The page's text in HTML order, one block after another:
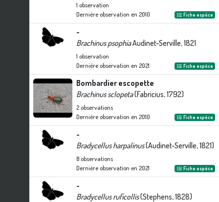
1 observation
Dernière observation en 2010 Fiche espèce
-
Brachinus psophiaAudinet-Serville, 1821
1 observation
Dernière observation en 2021 Fiche espèce
Bombardier escopette
Brachinus sclopeta(Fabricius, 1792)
2observations
Dernière observation en 2010 Fiche espèce
-
Bradycellus harpalinus(Audinet-Serville, 1821)
8observations
Dernière observation en 2021 Fiche espèce
-
Bradycellus ruficollis(Stephens, 1828)